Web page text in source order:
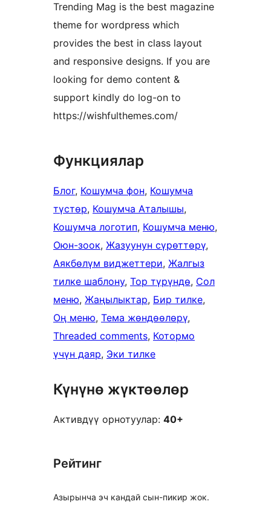
Trending Mag is the best magazine
theme for wordpress which
provides the best in class layout
and responsive designs. If you are
looking for demo content &
support kindly do log-on to
https://wishfulthemes.com/
Функциялар
Блог, Кошумча фон, Кошумча
түстөр, Кошумча Аталышы
Кошумча логотип, Кошумча меню
Оюн-зоок, Жазуунун сүрөттөрү
Аякбөлүм виджеттери, Жалгыз
тилке шаблону, Тор түрүндө, Сол
меню, Жаңылыктар, Бир тилке
Оң меню, Тема жөндөөлөрү
Threaded comments, Котормо
үчүн даяр, Эки тилке
Күнүнө жүктөөлөр
Активдүү орнотуулар: 40+
Рейтинг
Азырынча эч кандай сын-пикир жок.